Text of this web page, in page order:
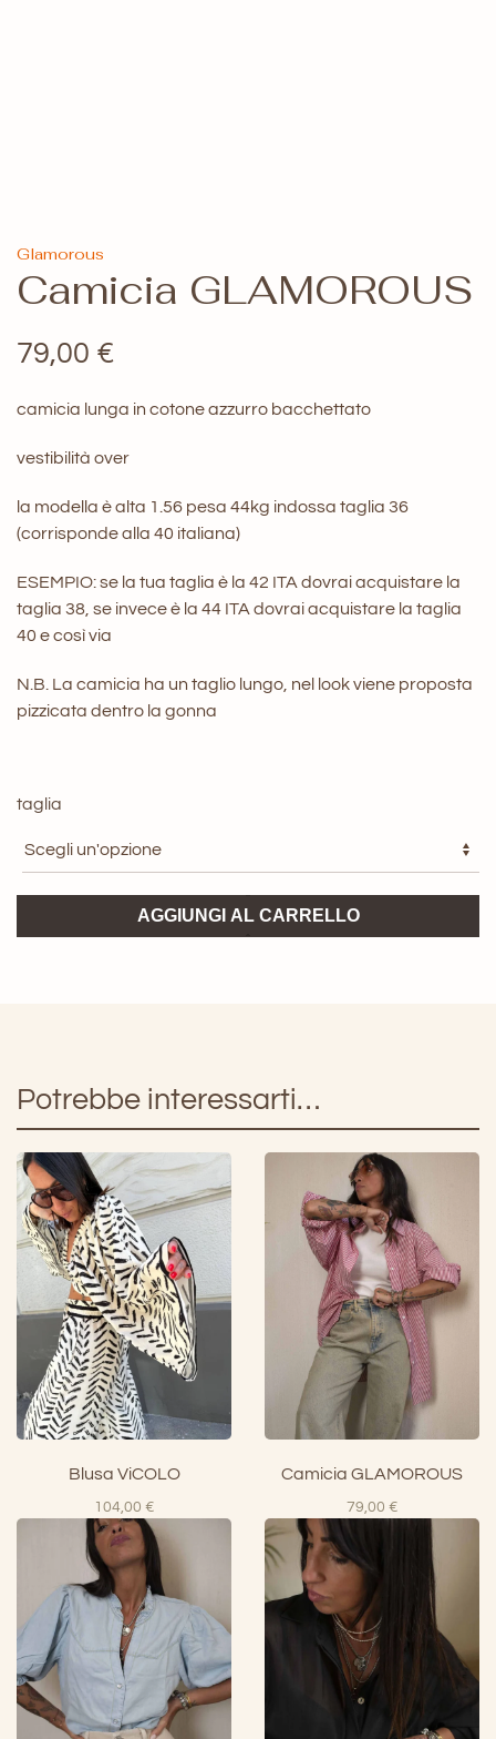
Glamorous
Camicia GLAMOROUS
79,00 €
camicia lunga in cotone azzurro bacchettato
vestibilità over
la modella è alta 1.56 pesa 44kg indossa taglia 36
(corrisponde alla 40 italiana)
ESEMPIO: se la tua taglia è la 42 ITA dovrai acquistare la
taglia 38, se invece è la 44 ITA dovrai acquistare la taglia
40 e così via
N.B. La camicia ha un taglio lungo, nel look viene proposta
pizzicata dentro la gonna
taglia
GLAMOROUS
AGGIUNGI AL CARRELLO
Potrebbe interessarti…
Blusa ViCOLO
104,00 €
Camicia GLAMOROUS
79,00 €